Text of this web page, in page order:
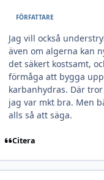
FÖRFATTARE
Jag vill också
även om algerna kan
det säkert kostsamt,
förmåga att bygga
karbanhydras. Där
jag var mkt bra. Men
alls så att säga.
Citera